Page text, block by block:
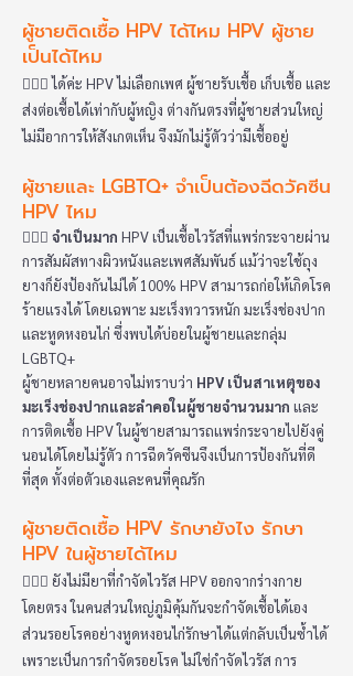
ผู้ชายติดเชื้อ HPV ได้ไหม HPV ผู้ชาย
เป็นได้ไหม
👩🏻‍⚕️ ได้ค่ะ HPV ไม่เลือกเพศ ผู้ชายรับเชื้อ เก็บเชื้อ และ
ส่งต่อเชื้อได้เท่ากับผู้หญิง ต่างกันตรงที่ผู้ชายส่วนใหญ่
ไม่มีอาการให้สังเกตเห็น จึงมักไม่รู้ตัวว่ามีเชื้ออยู่
ผู้ชายและ LGBTQ+ จำเป็นต้องฉีดวัคซีน
HPV ไหม
👩🏻‍⚕️ จำเป็นมาก HPV เป็นเชื้อไวรัสที่แพร่กระจายผ่าน
การสัมผัสทางผิวหนังและเพศสัมพันธ์ แม้ว่าจะใช้ถุง
ยางก็ยังป้องกันไม่ได้ 100% HPV สามารถก่อให้เกิดโรค
ร้ายแรงได้ โดยเฉพาะ มะเร็งทวารหนัก มะเร็งช่องปาก
และหูดหงอนไก่ ซึ่งพบได้บ่อยในผู้ชายและกลุ่ม
LGBTQ+
ผู้ชายหลายคนอาจไม่ทราบว่า HPV เป็นสาเหตุของ
มะเร็งช่องปากและลำคอในผู้ชายจำนวนมาก และ
การติดเชื้อ HPV ในผู้ชายสามารถแพร่กระจายไปยังคู่
นอนได้โดยไม่รู้ตัว การฉีดวัคซีนจึงเป็นการป้องกันที่ดี
ที่สุด ทั้งต่อตัวเองและคนที่คุณรัก
ผู้ชายติดเชื้อ HPV รักษายังไง รักษา
HPV ในผู้ชายได้ไหม
👩🏻‍⚕️ ยังไม่มียาที่กำจัดไวรัส HPV ออกจากร่างกาย
โดยตรง ในคนส่วนใหญ่ภูมิคุ้มกันจะกำจัดเชื้อได้เอง
ส่วนรอยโรคอย่างหูดหงอนไก่รักษาได้แต่กลับเป็นซ้ำได้
เพราะเป็นการกำจัดรอยโรค ไม่ใช่กำจัดไวรัส การ